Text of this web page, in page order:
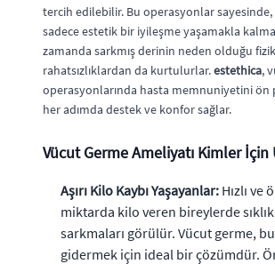
tercih edilebilir. Bu operasyonlar
sadece estetik bir iyileşme yaşamakla
zamanda sarkmış derinin neden olduğu
rahatsızlıklardan da kurtulurlar.estethica,
operasyonlarında hasta memnuniyetini
her adımda destek ve konfor sağlar.
Vücut Germe Ameliyatı Kimler
Aşırı Kilo Kaybı Yaşayanlar: Hızlı ve
miktarda kilo veren bireylerde
sarkmaları görülür. Vücut germe,
gidermek için ideal bir çözümdür.